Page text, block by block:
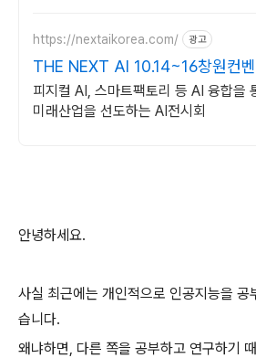
https://nextaikorea.com/ 광고
THE NEXT AI 10.14~16창원컨
센터
피지컬 AI, 스마트팩토리 등 AI 융합을
미래산업을 선도하는 AI전시회
안녕하세요.
사실 최근에는 개인적으로 인공지능을 공
습니다.
왜냐하면, 다른 쪽을 공부하고 연구하기